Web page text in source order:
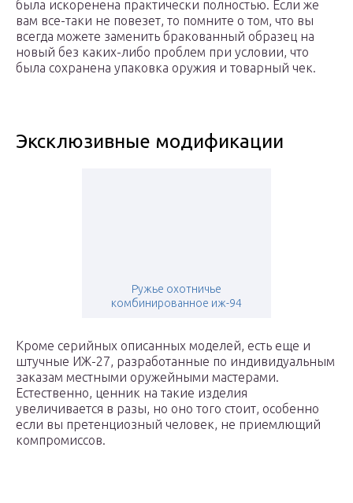
была искоренена практически полностью. Если же
вам все-таки не повезет, то помните о том, что вы
всегда можете заменить бракованный образец на
новый без каких-либо проблем при условии, что
была сохранена упаковка оружия и товарный чек.
Эксклюзивные модификации
Ружье охотничье
комбинированное иж-94
Кроме серийных описанных моделей, есть еще и
штучные ИЖ-27, разработанные по индивидуальным
заказам местными оружейными мастерами.
Естественно, ценник на такие изделия
увеличивается в разы, но оно того стоит, особенно
если вы претенциозный человек, не приемлющий
компромиссов.